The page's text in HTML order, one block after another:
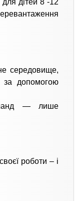
середовище,
за допомогою
— лише
роботи – і